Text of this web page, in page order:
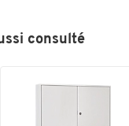
consulté